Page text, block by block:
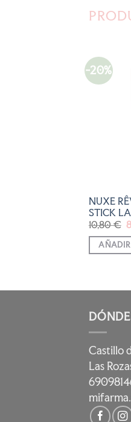
-20%
NUXE
STICK
10,80€
Castillo
Las